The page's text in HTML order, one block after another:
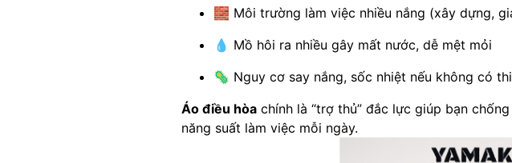
🧱 Môi trường làm việc nhiều nắng (xây dựng,
💧 Mồ hôi ra nhiều gây mất nước, dễ mệt mỏi
🦠 Nguy cơ say nắng, sốc nhiệt nếu không có
Áo điều hòachính là “trợ thủ” đắc lực giúp bạn
năng suất làm việc mỗi ngày.